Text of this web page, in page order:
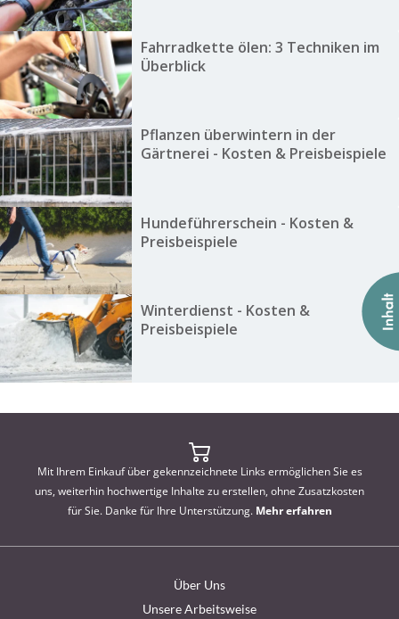
Fahrradkette ölen: 3 Techniken im
Überblick
Pflanzen überwintern in der
Gärtnerei - Kosten & Preisbeispiele
Hundeführerschein - Kosten &
Preisbeispiele
Winterdienst - Kosten &
Preisbeispiele
Mit Ihrem Einkauf über gekennzeichnete Links ermöglichen Sie es
uns, weiterhin hochwertige Inhalte zu erstellen, ohne Zusatzkosten
für Sie. Danke für Ihre Unterstützung. Mehr erfahren
Über Uns
Unsere Arbeitsweise